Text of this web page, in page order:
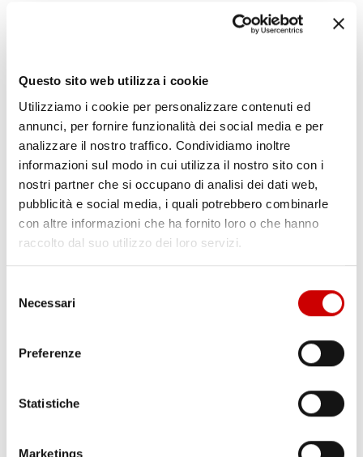
Questo sito web utilizza i cookie
Utilizziamo i cookie per personalizzare contenuti ed
annunci, per fornire funzionalità dei social media e per
analizzare il nostro traffico. Condividiamo inoltre
informazioni sul modo in cui utilizza il nostro sito con i
nostri partner che si occupano di analisi dei dati web,
pubblicità e social media, i quali potrebbero combinarle
con altre informazioni che ha fornito loro o che hanno
raccolto dal suo utilizzo dei loro servizi.
delNecessari
Preferenze
Statistiche
Marketings
PONTICELLI: DODICENNE FERITO A COLTELLATE
Leggi l'articolo
POZZUOLI: CITTADINI CONTRO GESTIONE EMERGENZA